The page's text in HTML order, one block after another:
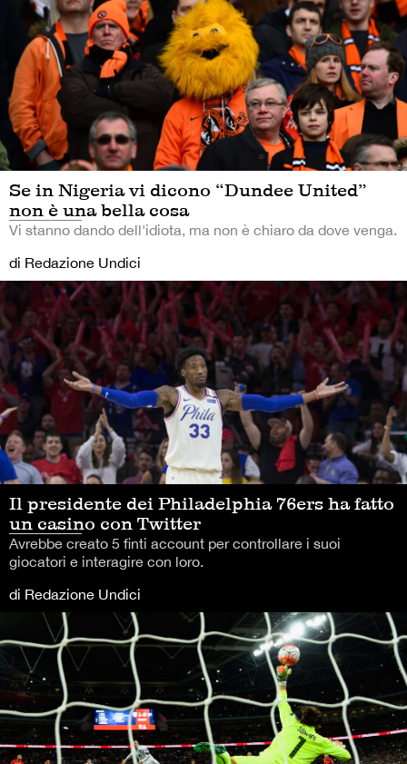
Se in Nigeria vi dicono “Dundee United”
non è una bella cosa
Vi stanno dando dell'idiota, ma non è chiaro da dove venga.
di Redazione Undici
Il presidente dei Philadelphia 76ers ha fatto
un casino con Twitter
Avrebbe creato 5 finti account per controllare i suoi
giocatori e interagire con loro.
di Redazione Undici